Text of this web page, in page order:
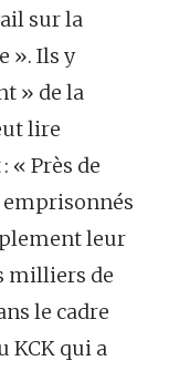
sur la
». Ils y
» de la
lire
« Près de
leur
milliers de
le cadre
KCK qui a